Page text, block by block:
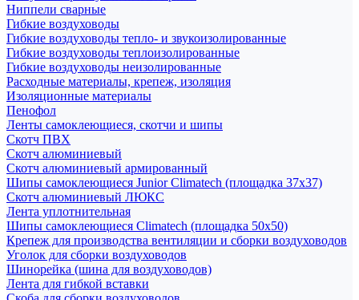
Ниппели сварные
Гибкие воздуховоды
Гибкие воздуховоды тепло- и звукоизолированные
Гибкие воздуховоды теплоизолированные
Гибкие воздуховоды неизолированные
Расходные материалы, крепеж, изоляция
Изоляционные материалы
Пенофол
Ленты самоклеющиеся, скотчи и шипы
Скотч ПВХ
Скотч алюминиевый
Скотч алюминиевый армированный
Шипы самоклеющиеся Junior Climatech (площадка 37х37)
Скотч алюминиевый ЛЮКС
Лента уплотнительная
Шипы самоклеющиеся Climatech (площадка 50х50)
Крепеж для производства вентиляции и сборки воздуховодов
Уголок для сборки воздуховодов
Шинорейка (шина для воздуховодов)
Лента для гибкой вставки